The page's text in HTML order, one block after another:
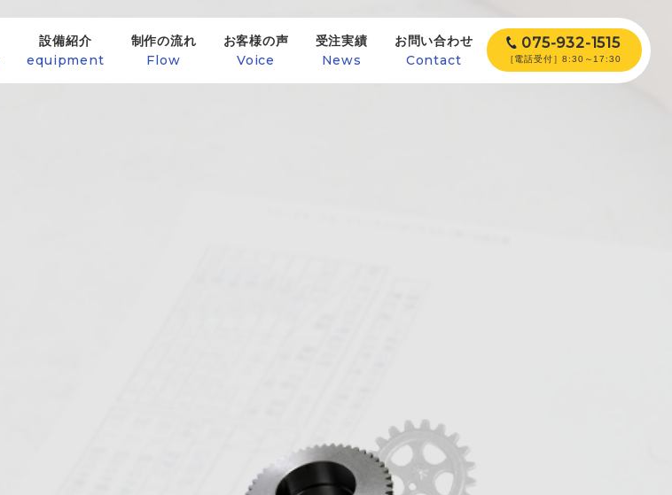
設備紹介
equipment
制作の流れ
Flow
お客様の声
Voice
受注実績
News
お問い合わせ
Contact
075-932-1515
［電話受付］8:30～17:30